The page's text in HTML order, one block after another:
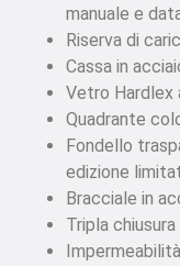
manuale e
Riserva di
Cassa in
Vetro Hardlex
Quadrante
Fondello
edizione
Bracciale in
Tripla